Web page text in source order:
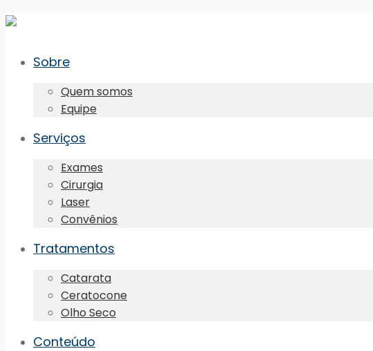
Sobre
Quem somos
Equipe
Serviços
Exames
Cirurgia
Laser
Convênios
Tratamentos
Catarata
Ceratocone
Olho Seco
Conteúdo